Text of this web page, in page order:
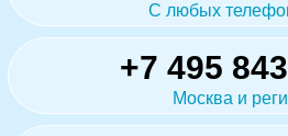
С любых
+7 495
Москва и